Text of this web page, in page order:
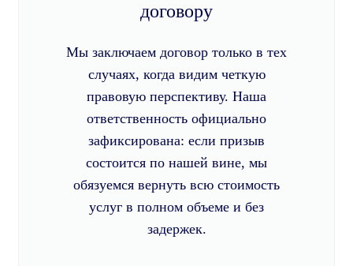
договору
Мы заключаем договор только в тех
случаях, когда видим четкую
правовую перспективу. Наша
ответственность официально
зафиксирована: если призыв
состоится по нашей вине, мы
обязуемся вернуть всю стоимость
услуг в полном объеме и без
задержек.